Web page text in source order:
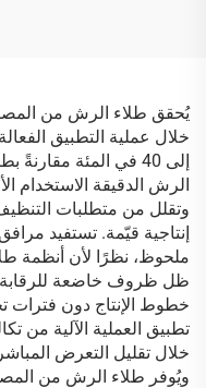
يُحقق طلاء الرش من
خلال عملية التطبيق
إلى 40 في المئة
الرش الدقيقة الاستخدام
وتقلل من متطلبات
إنتاجية قيّمة. تستفيد
ملحوظ، نظرًا لأن أنظمة
ظل ظروف خاضعة
خطوط الإنتاج دون فترات
تطبيق العملية الآلية من
خلال تقليل التعرض المباشر
ويُوفر طلاء الرش من